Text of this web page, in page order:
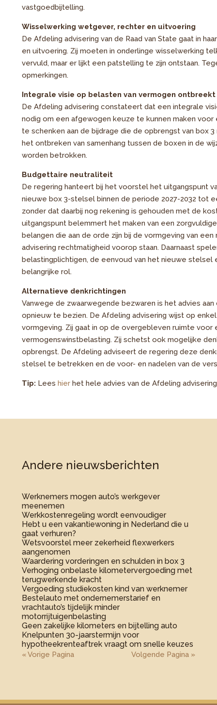
vastgoedbijtelling.
Wisselwerking wetgever, rechter en uitvoering
De Afdeling advisering van de Raad van State gaat in
en uitvoering. Zij moeten in onderlinge wisselwerking
vervuld, maar er lijkt een patstelling te zijn ontstaan.
opmerkingen.
Integrale visie op belasten van vermogen ontbreekt
De Afdeling advisering constateert dat een integrale
nodig om een afgewogen keuze te kunnen maken
te schenken aan de bijdrage die de opbrengst van box
het ontbreken van samenhang tussen de boxen in de
worden betrokken.
Budgettaire neutraliteit
De regering hanteert bij het voorstel het uitgangspunt
nieuwe box 3-stelsel binnen de periode 2027-2032 tot
zonder dat daarbij nog rekening is gehouden met de
uitgangspunt belemmert het maken van een
belangen die aan de orde zijn bij de vormgeving van
advisering rechtmatigheid voorop staan. Daarnaast
belastingplichtigen, de eenvoud van het nieuwe
belangrijke rol.
Alternatieve denkrichtingen
Vanwege de zwaarwegende bezwaren is het advies
opnieuw te bezien. De Afdeling advisering wijst op
vormgeving. Zij gaat in op de overgebleven ruimte
vermogenswinstbelasting. Zij schetst ook mogelijke
opbrengst. De Afdeling adviseert de regering deze
stelsel te betrekken en de voor- en nadelen van de
Tip: Lees hierhet hele advies van de Afdeling
Andere nieuwsberichten
Werknemers mogen auto’s werkgever
meenemen
Werkkostenregeling wordt eenvoudiger
Hebt u een vakantiewoning in Nederland die u
gaat verhuren?
Wetsvoorstel meer zekerheid flexwerkers
aangenomen
Waardering vorderingen en schulden in box 3
Verhoging onbelaste kilometervergoeding met
terugwerkende kracht
Vergoeding studiekosten kind van werknemer
Bestelauto met ondernemerstarief en
vrachtauto’s tijdelijk minder
motorrijtuigenbelasting
Geen zakelijke kilometers en bijtelling auto
Knelpunten 30-jaarstermijn voor
hypotheekrenteaftrek vraagt om snelle keuzes
« Vorige Pagina Volgende Pagina »